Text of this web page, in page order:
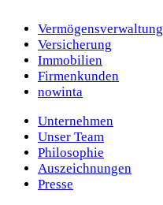
Vermögens­verwaltung
Versicherung
Immobilien
Firmenkunden
nowinta
Unternehmen
Unser Team
Philosophie
Auszeichnungen
Presse